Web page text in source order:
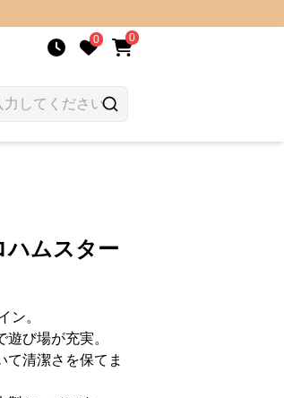
0 0
ハムスター
ン。
び場が充実。
て清潔さを保てま